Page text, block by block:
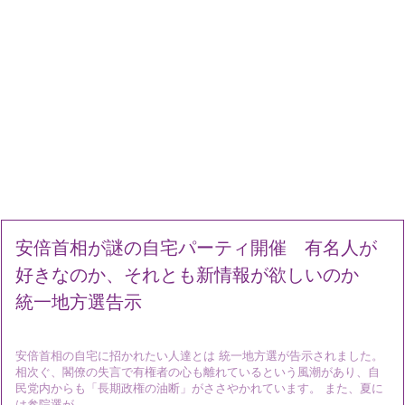
安倍首相が謎の自宅パーティ開催 有名人が
好きなのか、それとも新情報が欲しいのか
統一地方選告示
安倍首相の自宅に招かれたい人達とは 統一地方選が告示されました。
相次ぐ、閣僚の失言で有権者の心も離れているという風潮があり、自
民党内からも「長期政権の油断」がささやかれています。 また、夏に